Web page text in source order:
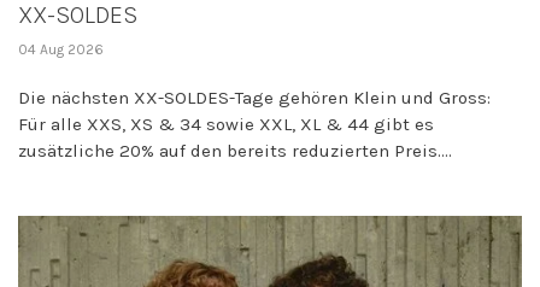
XX-SOLDES
04 Aug 2026
Die nächsten XX-SOLDES-Tage gehören Klein und Gross:
Für alle XXS, XS & 34 sowie XXL, XL & 44 gibt es
zusätzliche 20% auf den bereits reduzierten Preis....